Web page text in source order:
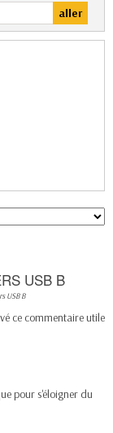
USB B
USB B
ce commentaire utile
pour s'éloigner du